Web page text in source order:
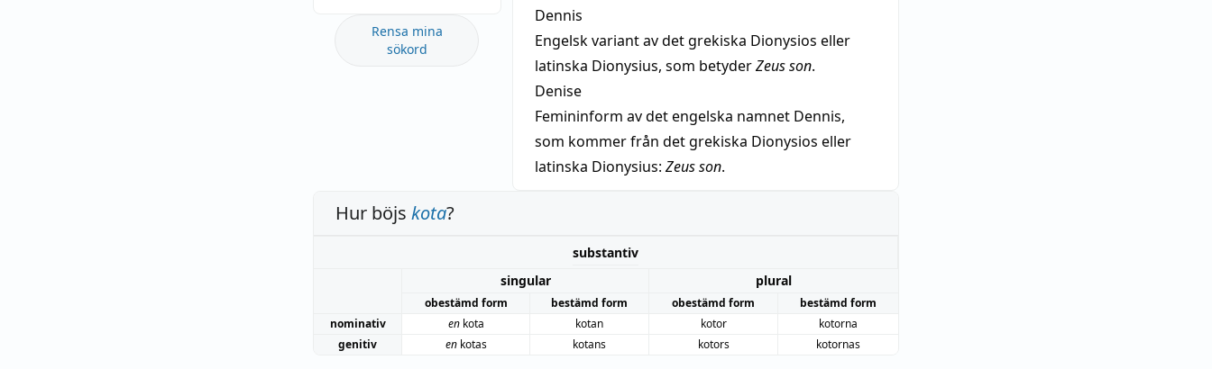
Rensa mina
sökord
Dennis
Engelsk variant av det grekiska Dionysios eller
latinska Dionysius, som betyderZeus son.
Denise
Femininform av det engelska namnet Dennis,
som kommer från det grekiska Dionysios eller
latinska Dionysius: Zeus son.
Hur böjs kota?
substantiv
singular
plural
obestämd form bestämd form obestämd form
bestämd form
nominativ
enkota kotan kotor
kotorna
genitiv
enkotas kotans kotors kotornas